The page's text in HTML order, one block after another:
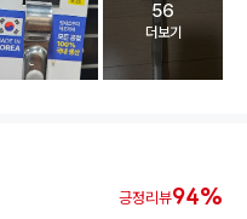
고객 리뷰
56
더보기
긍정리뷰94%